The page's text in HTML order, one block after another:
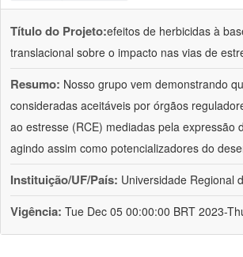
Título do Projeto:efeitos de herbicidas à
translacional sobre o impacto nas vias de
Resumo: Nosso grupo vem demonstrando
consideradas aceitáveis por órgãos
ao estresse (RCE) mediadas pela
agindo assim como potencializadores do
Instituição/UF/País: Universidade Regional
Vigência: Tue Dec 05 00:00:00 BRT 2023-